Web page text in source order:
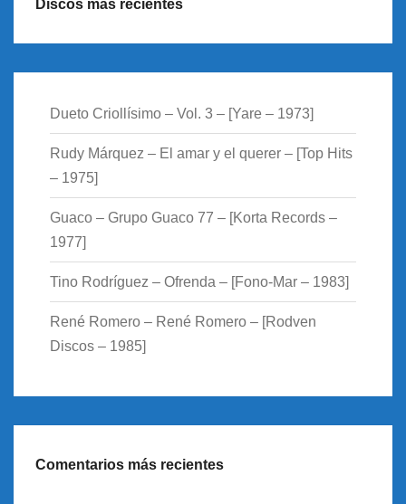
Discos más recientes
Dueto Criollísimo – Vol. 3 – [Yare – 1973]
Rudy Márquez – El amar y el querer – [Top Hits
– 1975]
Guaco – Grupo Guaco 77 – [Korta Records –
1977]
Tino Rodríguez – Ofrenda – [Fono-Mar – 1983]
René Romero – René Romero – [Rodven
Discos – 1985]
Comentarios más recientes